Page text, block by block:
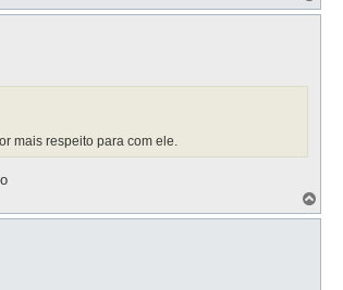
o
mais respeito para com ele.
o